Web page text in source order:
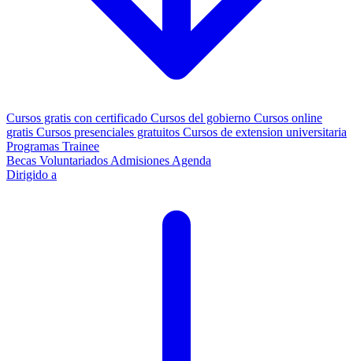
Cursos gratis con certificado Cursos del gobierno Cursos online
gratis Cursos presenciales gratuitos Cursos de extension universitaria
Programas Trainee
Becas Voluntariados Admisiones Agenda
Dirigido a